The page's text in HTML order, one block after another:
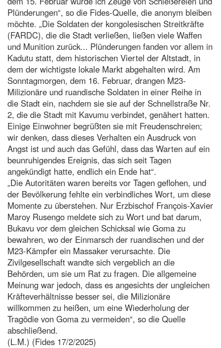
Plünderungen“, so die Fides-Quelle, die anonym bleiben
möchte. „Die Soldaten der kongolesischen Streitkräfte
(FARDC), die die Stadt verließen, ließen viele Waffen
und Munition zurück... Plünderungen fanden vor allem in
Kadutu statt, dem historischen Viertel der Altstadt, in
dem der wichtigste lokale Markt abgehalten wird. Am
Sonntagmorgen, dem 16. Februar, drangen M23-
Milizionäre und ruandische Soldaten in einer Reihe in
die Stadt ein, nachdem sie sie auf der Schnellstraße Nr.
2, die die Stadt mit Kavumu verbindet, genähert hatten.
Einige Einwohner begrüßten sie mit Freudenschreien;
wir denken, dass dieses Verhalten ein Ausdruck von
Angst ist und auch das Gefühl, dass das Warten auf ein
beunruhigendes Ereignis, das sich seit Tagen
angekündigt hatte, endlich ein Ende hat“.
„Die Autoritäten waren bereits vor Tagen geflohen, und
der Bevölkerung fehlte ein verbindliches Wort, um diese
Momente zu überstehen. Nur Erzbischof François-Xavier
Maroy Rusengo meldete sich zu Wort und bat darum,
Bukavu vor dem gleichen Schicksal wie Goma zu
bewahren, wo der Einmarsch der ruandischen und der
M23-Kämpfer ein Massaker verursachte. Die
Zivilgesellschaft wandte sich vergeblich an die
Behörden, um sie um Rat zu fragen. Die allgemeine
Meinung war jedoch, dass es angesichts der ungleichen
Kräfteverhältnisse besser sei, die Milizionäre
willkommen zu heißen, um eine Wiederholung der
Tragödie von Goma zu vermeiden“, so die Quelle
abschließend.
(L.M.) (Fides 17/2/2025)